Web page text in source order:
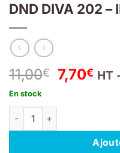
DND DIVA 202 –
11,00€
Le
prix
11,00€.
7,70€Le
HT
En stock
quantité de DND DIVA 202